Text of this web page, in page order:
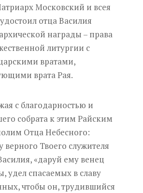
Московский и всея
отца Василия
награды – права
литургии с
вратами,
врата Рая.
с благодарностью и
собрата к этим Райским
Отца Небесного:
Твоего служителя
«даруй ему венец
удел спасаемых в славу
чтобы он, трудившийся